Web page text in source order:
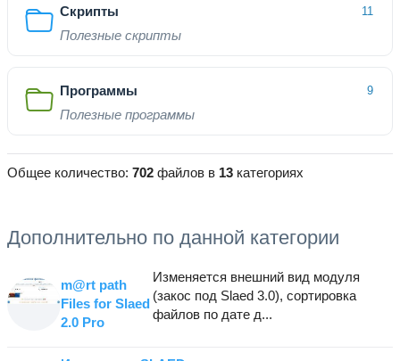
Скрипты 11
Полезные скрипты
Программы 9
Полезные программы
Общее количество: 702 файлов в 13 категориях
Дополнительно по данной категории
m@rt path
Files for Slaed
2.0 Pro
Изменяется внешний вид модуля
(закос под Slaed 3.0), сортировка
файлов по дате д...